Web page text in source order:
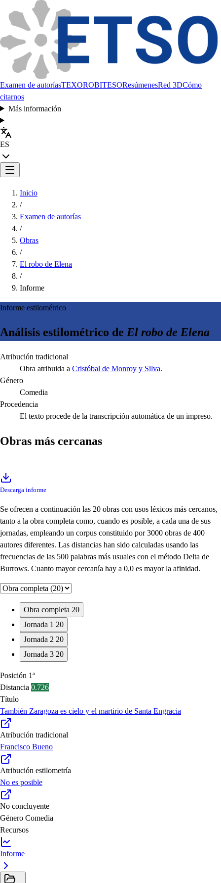
Examen de autoríasTEXOROBITESOResúmenesRed 3DCómo
citarnos
Más información
ES
Inicio
/
Examen de autorías
/
Obras
/
El robo de Elena
/
Informe
Informe estilométrico
Análisis estilométrico de El robo de Elena
Atribución tradicional
Obra atribuida a Cristóbal de Monroy y Silva.
Género
Comedia
Procedencia
El texto procede de la transcripción automática de un impreso.
Obras más cercanas
Descarga informe
Se ofrecen a continuación las 20 obras con usos léxicos más cercanos,
tanto a la obra completa como, cuando es posible, a cada una de sus
jornadas, empleando un corpus constituido por 3000 obras de 400
autores diferentes. Las distancias han sido calculadas usando las
frecuencias de las 500 palabras más usuales con el método Delta de
Burrows. Cuanto mayor cercanía hay a 0,0 es mayor la afinidad.
Obra completa 20
Jornada 1 20
Jornada 2 20
Jornada 3 20
Posición 1ª
Distancia 0.726
Título
También Zaragoza es cielo y el martirio de Santa Engracia
Atribución tradicional
Francisco Bueno
Atribución estilometría
No es posible
No concluyente
Género Comedia
Recursos
Informe